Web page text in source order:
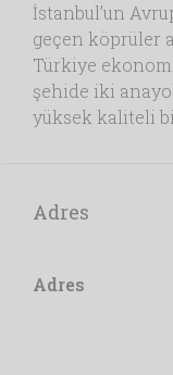
İstanbul’un
geçen köprüler
Türkiye
şehide iki
yüksek kaliteli
Adres
Adres